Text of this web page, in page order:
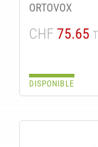
ORTOVOX
CHF 75.65
DISPONIBLE